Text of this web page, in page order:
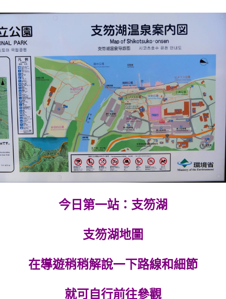
今日第一站：支笏湖
支笏湖地圖
在導遊稍稍解說一下路線和細節
就可自行前往參觀